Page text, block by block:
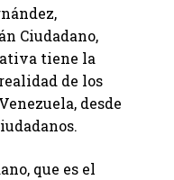
Ciudadano,
tiene la
de los
desde
que es el